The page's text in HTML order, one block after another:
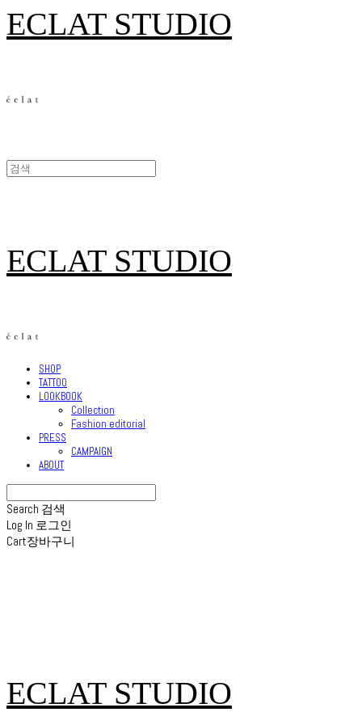
ECLAT STUDIO
ECLAT STUDIO
SHOP
TATTOO
LOOKBOOK
Collection
Fashion editorial
PRESS
CAMPAIGN
ABOUT
Search 검색
Log In 로그인
Cart장바구니
ECLAT STUDIO